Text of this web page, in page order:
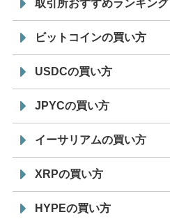
取引所おすすめランキング
ビットコインの買い方
USDCの買い方
JPYCの買い方
イーサリアムの買い方
XRPの買い方
HYPEの買い方